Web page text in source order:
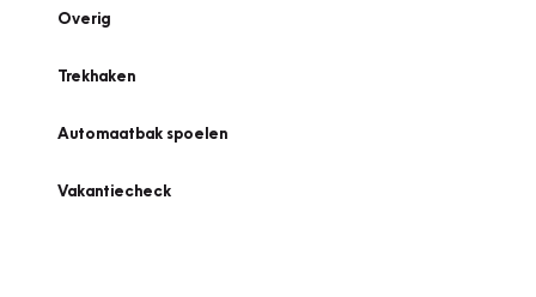
Overig
Trekhaken
Automaatbak spoelen
Vakantiecheck